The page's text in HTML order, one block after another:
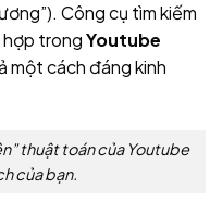
Công cụ tìm kiếm
hợp trongYoutube
một cách đáng kinh
thuật toán của Youtube
của bạn.